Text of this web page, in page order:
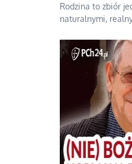
Rodzina to zbiór
naturalnymi,